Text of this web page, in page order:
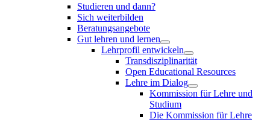
Studieren und dann?
Sich weiterbilden
Beratungsangebote
Gut lehren und lernen
Lehrprofil entwickeln
Transdisziplinarität
Open Educational Resources
Lehre im Dialog
Kommission für Lehre und
Studium
Die Kommission für Lehre